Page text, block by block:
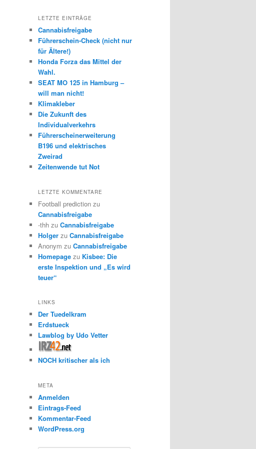
LETZTE EINTRÄGE
Cannabisfreigabe
Führerschein-Check (nicht nur
für Ältere!)
Honda Forza das Mittel der
Wahl.
SEAT MO 125 in Hamburg –
will man nicht!
Klimakleber
Die Zukunft des
Individualverkehrs
Führerscheinerweiterung
B196 und elektrisches
Zweirad
Zeitenwende tut Not
LETZTE KOMMENTARE
Football prediction zu
Cannabisfreigabe
-thh zu Cannabisfreigabe
Holger zu Cannabisfreigabe
Anonym zu Cannabisfreigabe
Homepage zu Kisbee: Die
erste Inspektion und „Es wird
teuer“
LINKS
Der Tuedelkram
Erdstueck
Lawblog by Udo Vetter
NOCH kritischer als ich
META
Anmelden
Eintrags-Feed
Kommentar-Feed
WordPress.org